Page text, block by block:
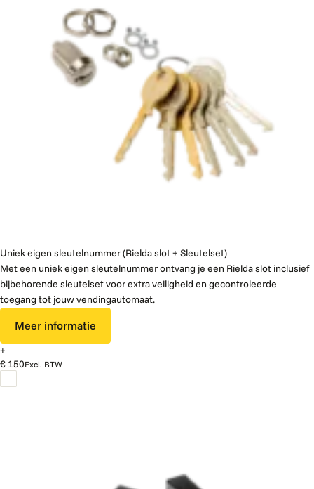
Uniek eigen sleutelnummer (Rielda slot + Sleutelset)
Met een uniek eigen sleutelnummer ontvang je een Rielda slot inclusief
bijbehorende sleutelset voor extra veiligheid en gecontroleerde
toegang tot jouw vendingautomaat.
Meer informatie
+
€ 150Excl. BTW